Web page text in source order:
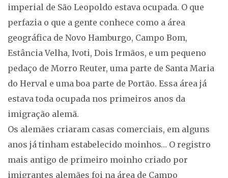
imperial de São Leopoldo estava ocupada. O que
perfazia o que a gente conhece como a área
geográfica de Novo Hamburgo, Campo Bom,
Estância Velha, Ivoti, Dois Irmãos, e um pequeno
pedaço de Morro Reuter, uma parte de Santa Maria
do Herval e uma boa parte de Portão. Essa área já
estava toda ocupada nos primeiros anos da
imigração alemã.
Os alemães criaram casas comerciais, em alguns
anos já tinham estabelecido moinhos… O registro
mais antigo de primeiro moinho criado por
imigrantes alemães foi na área de Campo